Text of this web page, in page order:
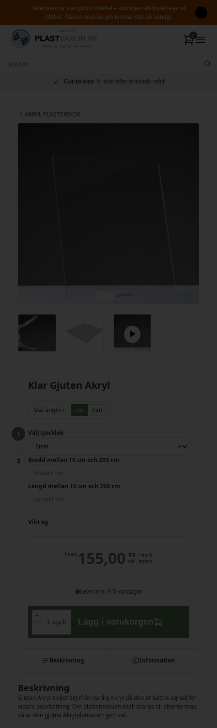
Telefonen är stängd för tillfället – vänligen skicka ett e-post
istället. Räkna med längre leveranstid än vanligt.
Cut-to-size Vi skär efter önskade mått
AKRYL PLASTSKIVOR
Klar Gjuten Akryl
Mål anges i: cm mm
Välj tjocklek
Bredd mellan 10 cm och 203 cm
Längd mellan 10 cm och 290 cm
Vikt kg.
Från155,00 SEK / styck
inkl. moms
Leverans: 3-5 vardagar
+
-
styck
+
-
Lägg i varukorgen
Beskrivning Information
Beskrivning
Gjuten Akryl skiljer sig ifrån vanlig Akryl då den är bättre ägnad för
vidare bearbetning. Om plattan/skivan skall skäras till eller formas,
så är den gjutna Akrylplattan ett gott val.